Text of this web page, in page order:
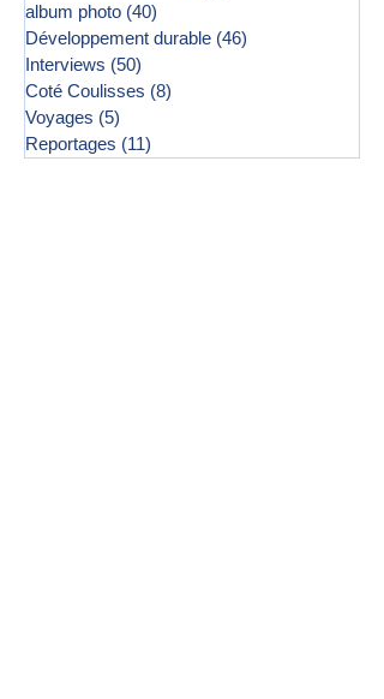
album photo (40)
Développement durable (46)
Interviews (50)
Coté Coulisses (8)
Voyages (5)
Reportages (11)